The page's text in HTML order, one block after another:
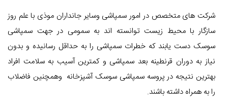
شرکت های متخصص در امور سمپاشی وسایر جانداران موذی با علم روز
سازگار با محیط زیست توانسته اند به سمومی در جهت سمپاشی
سوسک دست یابند که خطرات سمپاشی را به حداقل رسانیده و بدون
نیاز به دوران قرنطینه بعد سمپاشی و کمترین آسیب به سلامت افراد
بهترین نتیجه در پروسه سمپاشی سوسک آشپزخانه وهمچنین فاضلاب
را به همراه داشته باشند.